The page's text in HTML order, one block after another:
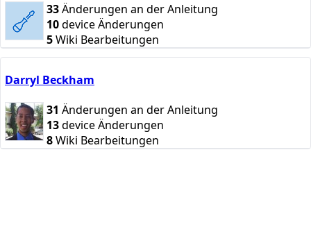
33Änderungen an der Anleitung
10device Änderungen
5Wiki Bearbeitungen
Darryl Beckham
31 Änderungen an der Anleitung
13device Änderungen
8Wiki Bearbeitungen